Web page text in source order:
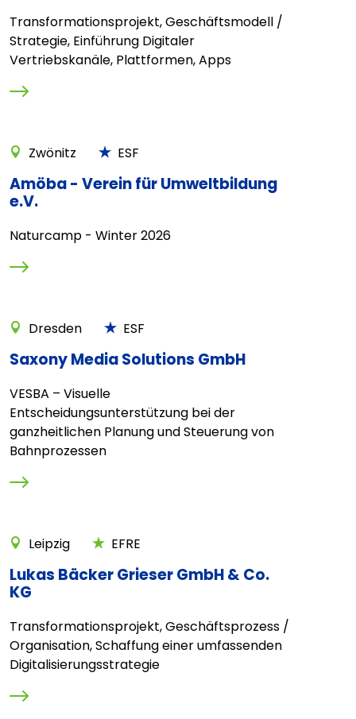
Transformationsprojekt, Geschäftsmodell /
Strategie, Einführung Digitaler
Vertriebskanäle, Plattformen, Apps
Zwönitz ESF
Amöba - Verein für Umweltbildung
e.V.
Naturcamp - Winter 2026
Dresden ESF
Saxony Media Solutions GmbH
VESBA – Visuelle
Entscheidungsunterstützung bei der
ganzheitlichen Planung und Steuerung von
Bahnprozessen
Leipzig EFRE
Lukas Bäcker Grieser GmbH & Co.
KG
Transformationsprojekt, Geschäftsprozess /
Organisation, Schaffung einer umfassenden
Digitalisierungsstrategie